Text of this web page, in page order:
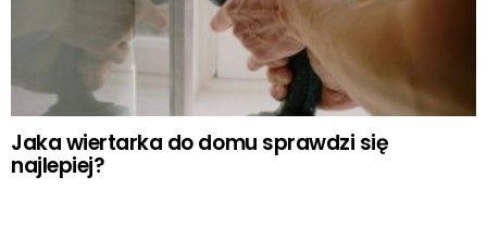
Jaka wiertarka do domu sprawdzi się
najlepiej?